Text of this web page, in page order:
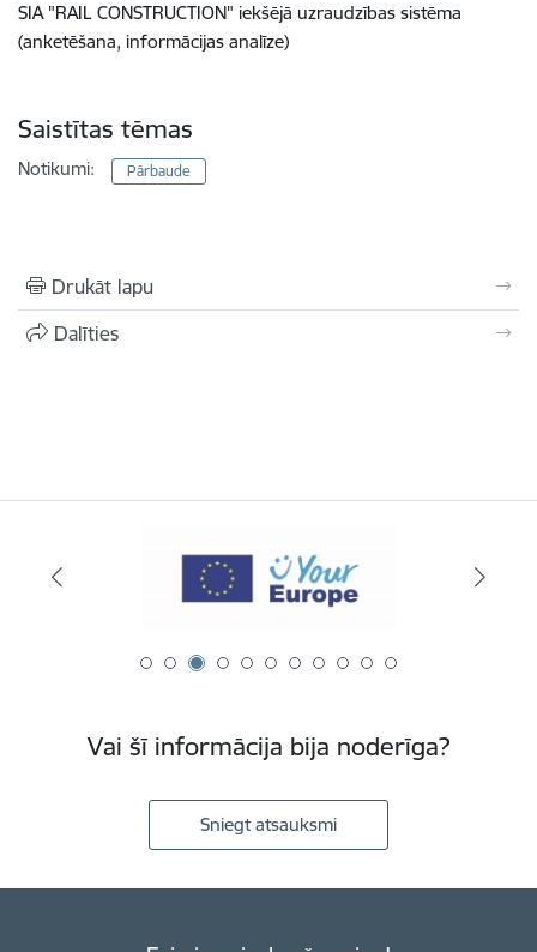
SIA "RAIL CONSTRUCTION" iekšējā uzraudzības sistēma
(anketēšana, informācijas analīze)
Saistītas tēmas
Notikumi: Pārbaude
Drukāt lapu
Dalīties
Vai šī informācija bija noderīga?
Sniegt atsauksmi